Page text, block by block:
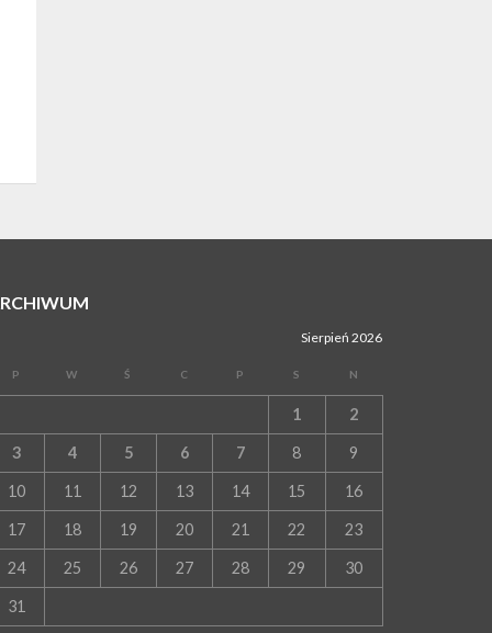
Sierpień 2026
P W Ś C P S N
1 2
3 4 5 6 7 8 9
10 11 12 13 14 15 16
17 18 19 20 21 22 23
24 25 26 27 28 29 30
31